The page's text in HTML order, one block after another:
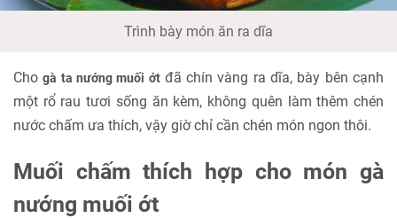
Trình bày món ăn ra dĩa
Chogà ta nướng muối ớtđã chín vàng ra dĩa, bày bên cạnh
một rổ rau tươi sống ăn kèm, không quên làm thêm chén
nước chấm ưa thích, vậy giờ chỉ cần chén món ngon thôi.
Muối chấm thích hợp cho món gà
nướng muối ớt